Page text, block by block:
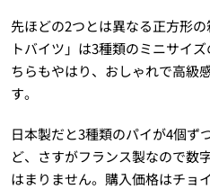
先ほどの2つとは異なる正方形
トバイツ」は3種類のミニサイ
ちらもやはり、おしゃれで高級
す。
日本製だと3種類のパイが4個ず
ど、さすがフランス製なので数
はまりません。購入価格はチョ